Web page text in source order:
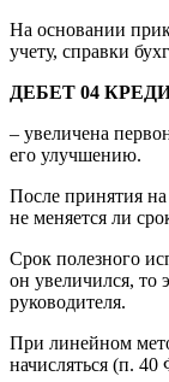
На основании
учету, справки
ДЕБЕТ 04
– увеличена
его улучшению.
После принятия
не меняется ли
Срок полезного
он увеличился, то
руководителя.
При линейном
начисляться (п.